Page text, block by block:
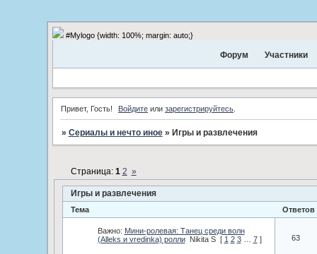
#Mylogo {width: 100%; margin: auto;}
Форум Участники
Привет, Гость! Войдите или зарегистрируйтесь
» Сериалы и нечто иное » Игры и развлечения
Игры и развлечения
Страница: 1 2 »
Тема Ответов
Важно: Мини-ролевая: Танец среди волн
(Alleks и vredinka) ролли
Nikita S [ 1 2 3 7 ] 63